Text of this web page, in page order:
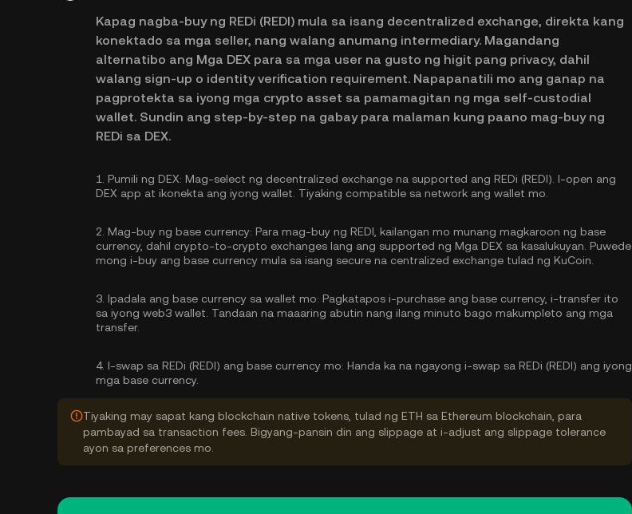
Kapag nagba-buy ng REDi (REDI) mula sa isang decentralized exchange, direkta kang
konektado sa mga seller, nang walang anumang intermediary. Magandang
alternatibo ang Mga DEX para sa mga user na gusto ng higit pang privacy, dahil
walang sign-up o identity verification requirement. Napapanatili mo ang ganap na
pagprotekta sa iyong mga crypto asset sa pamamagitan ng mga self-custodial
wallet. Sundin ang step-by-step na gabay para malaman kung paano mag-buy ng
REDi sa DEX.
1. Pumili ng DEX: Mag-select ng decentralized exchange na supported ang REDi (REDI). I-open ang
DEX app at ikonekta ang iyong wallet. Tiyaking compatible sa network ang wallet mo.
2. Mag-buy ng base currency: Para mag-buy ng REDI, kailangan mo munang magkaroon ng base
currency, dahil crypto-to-crypto exchanges lang ang supported ng Mga DEX sa kasalukuyan. Puwede
mong i-buy ang base currency mula sa isang secure na centralized exchange tulad ng KuCoin.
3. Ipadala ang base currency sa wallet mo: Pagkatapos i-purchase ang base currency, i-transfer ito
sa iyong web3 wallet. Tandaan na maaaring abutin nang ilang minuto bago makumpleto ang mga
transfer.
4. I-swap sa REDi (REDI) ang base currency mo: Handa ka na ngayong i-swap sa REDi (REDI) ang iyong
mga base currency.
Tiyaking may sapat kang blockchain native tokens, tulad ng ETH sa Ethereum blockchain, para
pambayad sa transaction fees. Bigyang-pansin din ang slippage at i-adjust ang slippage tolerance
ayon sa preferences mo.